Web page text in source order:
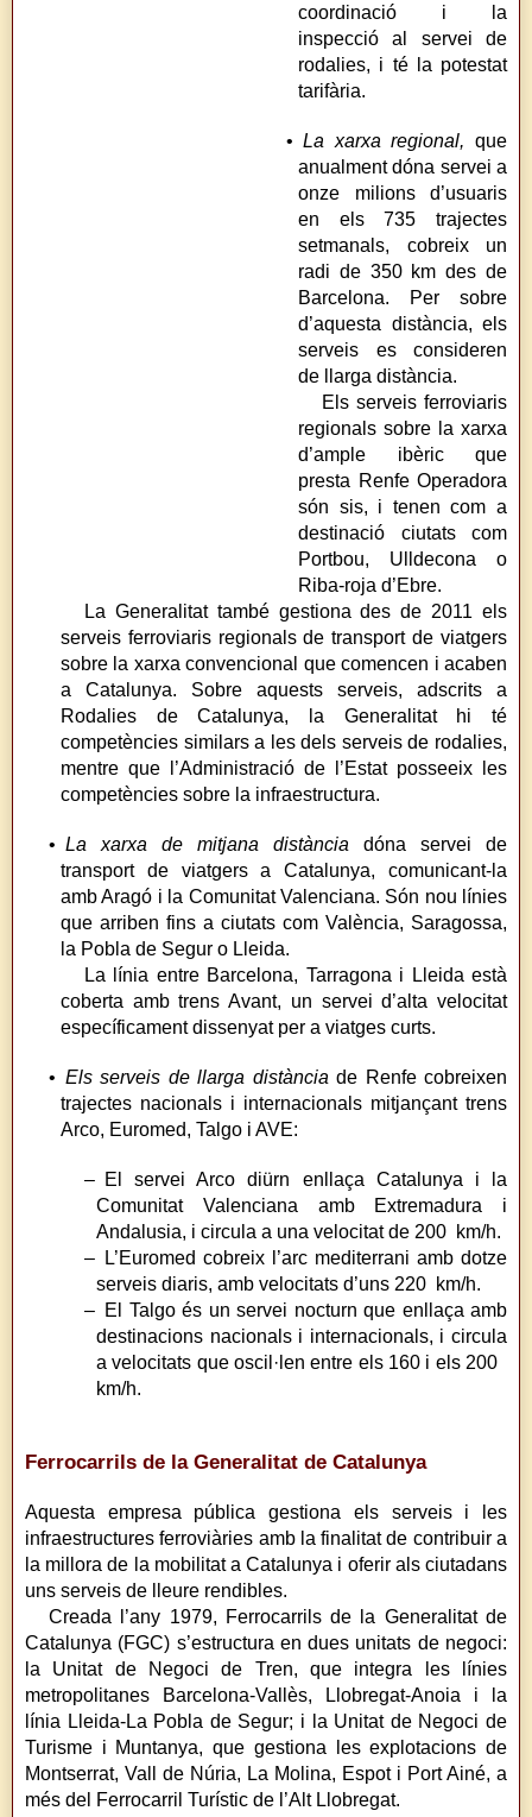
coordinació i la
inspecció al servei de
rodalies, i té la potestat
tarifària.
• La xarxa regional, que
anualment dóna servei a
onze milions d’usuaris
en els 735 trajectes
setmanals, cobreix un
radi de 350 km des de
Barcelona. Per sobre
d’aquesta distància, els
serveis es consideren
de llarga distància.
Els serveis ferroviaris
regionals sobre la xarxa
d’ample ibèric que
presta Renfe Operadora
són sis, i tenen com a
destinació ciutats com
Portbou, Ulldecona o
Riba-roja d’Ebre.
La Generalitat també gestiona des de 2011 els
serveis ferroviaris regionals de transport de viatgers
sobre la xarxa convencional que comencen i acaben
a Catalunya. Sobre aquests serveis, adscrits a
Rodalies de Catalunya, la Generalitat hi té
competències similars a les dels serveis de rodalies,
mentre que l’Administració de l’Estat posseeix les
competències sobre la infraestructura.
• La xarxa de mitjana distància dóna servei de
transport de viatgers a Catalunya, comunicant-la
amb Aragó i la Comunitat Valenciana. Són nou línies
que arriben fins a ciutats com València, Saragossa,
la Pobla de Segur o Lleida.
La línia entre Barcelona, Tarragona i Lleida està
coberta amb trens Avant, un servei d’alta velocitat
específicament dissenyat per a viatges curts.
• Els serveis de llarga distància de Renfe cobreixen
trajectes nacionals i internacionals mitjançant trens
Arco, Euromed, Talgo i AVE:
– El servei Arco diürn enllaça Catalunya i la
Comunitat Valenciana amb Extremadura i
Andalusia, i circula a una velocitat de 200 km/h.
– L’Euromed cobreix l’arc mediterrani amb dotze
serveis diaris, amb velocitats d’uns 220 km/h.
– El Talgo és un servei nocturn que enllaça amb
destinacions nacionals i internacionals, i circula
a velocitats que oscil·len entre els 160 i els 200
km/h.
Ferrocarrils de la Generalitat de Catalunya
Aquesta empresa pública gestiona els serveis i les
infraestructures ferroviàries amb la finalitat de contribuir a
la millora de la mobilitat a Catalunya i oferir als ciutadans
uns serveis de lleure rendibles.
Creada l’any 1979, Ferrocarrils de la Generalitat de
Catalunya (FGC) s’estructura en dues unitats de negoci:
la Unitat de Negoci de Tren, que integra les línies
metropolitanes Barcelona-Vallès, Llobregat-Anoia i la
línia Lleida-La Pobla de Segur; i la Unitat de Negoci de
Turisme i Muntanya, que gestiona les explotacions de
Montserrat, Vall de Núria, La Molina, Espot i Port Ainé, a
més del Ferrocarril Turístic de l’Alt Llobregat.